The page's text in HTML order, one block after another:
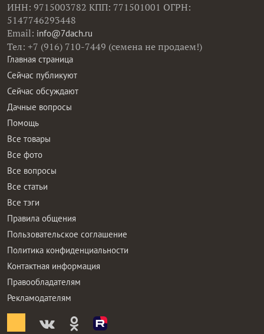
ИНН: 9715003782 КПП: 771501001 ОГРН:
5147746293448
Email: info@7dach.ru
Тел: +7 (916) 710-7449 (семена не продаем!)
Главная страница
Сейчас публикуют
Сейчас обсуждают
Дачные вопросы
Помощь
Все товары
Все фото
Все вопросы
Все статьи
Все тэги
Правила общения
Пользовательское соглашение
Политика конфиденциальности
Контактная информация
Правообладателям
Рекламодателям